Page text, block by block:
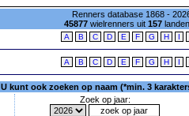
Renners database 1868 -
45877wielrenners uit 157
A B C D E F G H I
A B C D E F G H I
U kunt ook zoeken op naam (*min. 3
Zoek op jaar: